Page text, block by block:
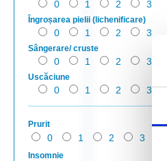
0 1 2 3
Îngroșarea pielii (lichenificare)
0 1 2 3
Sângerare/ cruste
0 1 2 3
Uscăciune
0 1 2 3
Prurit
0 1 2 3
Insomnie